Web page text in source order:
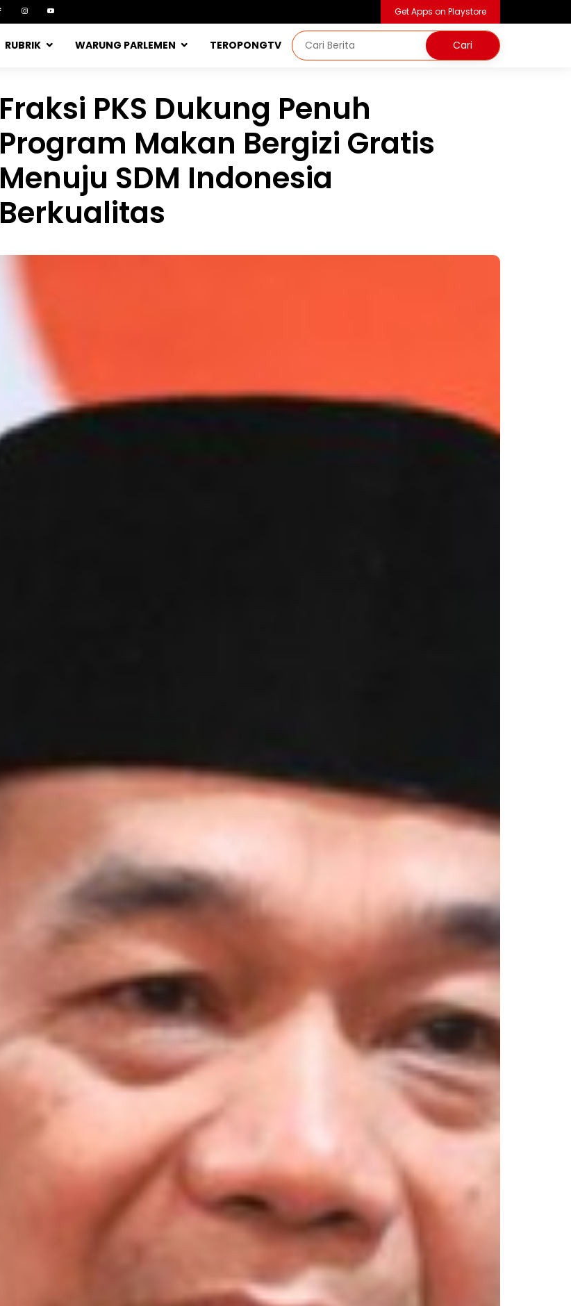
Get Apps on Playstore
RUBRIK WARUNG PARLEMEN TEROPONGTV
Fraksi PKS Dukung Penuh
Program Makan Bergizi Gratis
Menuju SDM Indonesia
Berkualitas